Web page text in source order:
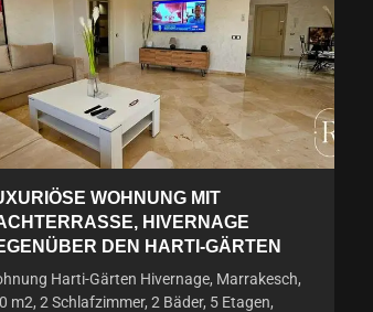
WOHNUNG MIT
HIVERNAGE
DEN HARTI-GÄRTEN
Harti-Gärten Hivernage, Marrakesch,
m2, 2 Schlafzimmer, 2 Bäder, 5 Etagen,